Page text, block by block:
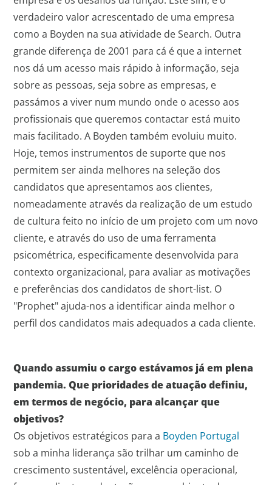
verdadeiro valor acrescentado de uma empresa
como a Boyden na sua atividade de Search. Outra
grande diferença de 2001 para cá é que a internet
nos dá um acesso mais rápido à informação, seja
sobre as pessoas, seja sobre as empresas, e
passámos a viver num mundo onde o acesso aos
profissionais que queremos contactar está muito
mais facilitado. A Boyden também evoluiu muito.
Hoje, temos instrumentos de suporte que nos
permitem ser ainda melhores na seleção dos
candidatos que apresentamos aos clientes,
nomeadamente através da realização de um estudo
de cultura feito no início de um projeto com um novo
cliente, e através do uso de uma ferramenta
psicométrica, especificamente desenvolvida para
contexto organizacional, para avaliar as motivações
e preferências dos candidatos de short-list. O
"Prophet" ajuda-nos a identificar ainda melhor o
perfil dos candidatos mais adequados a cada cliente.
Quando assumiu o cargo estávamos já em plena
pandemia. Que prioridades de atuação definiu,
em termos de negócio, para alcançar que
objetivos?
Os objetivos estratégicos para a Boyden Portugal
sob a minha liderança são trilhar um caminho de
crescimento sustentável, excelência operacional,